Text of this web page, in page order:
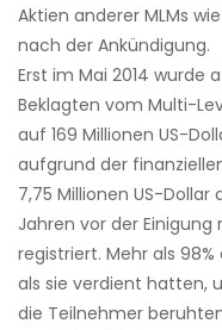
Aktien anderer MLMs
nach der Ankündigung.
Erst im Mai 2014 wurde a
Beklagten vom Multi-
auf 169 Millionen US-
aufgrund der
7,75 Millionen US-Dollar
Jahren vor der
registriert. Mehr als
als sie verdient hatten,
die Teilnehmer